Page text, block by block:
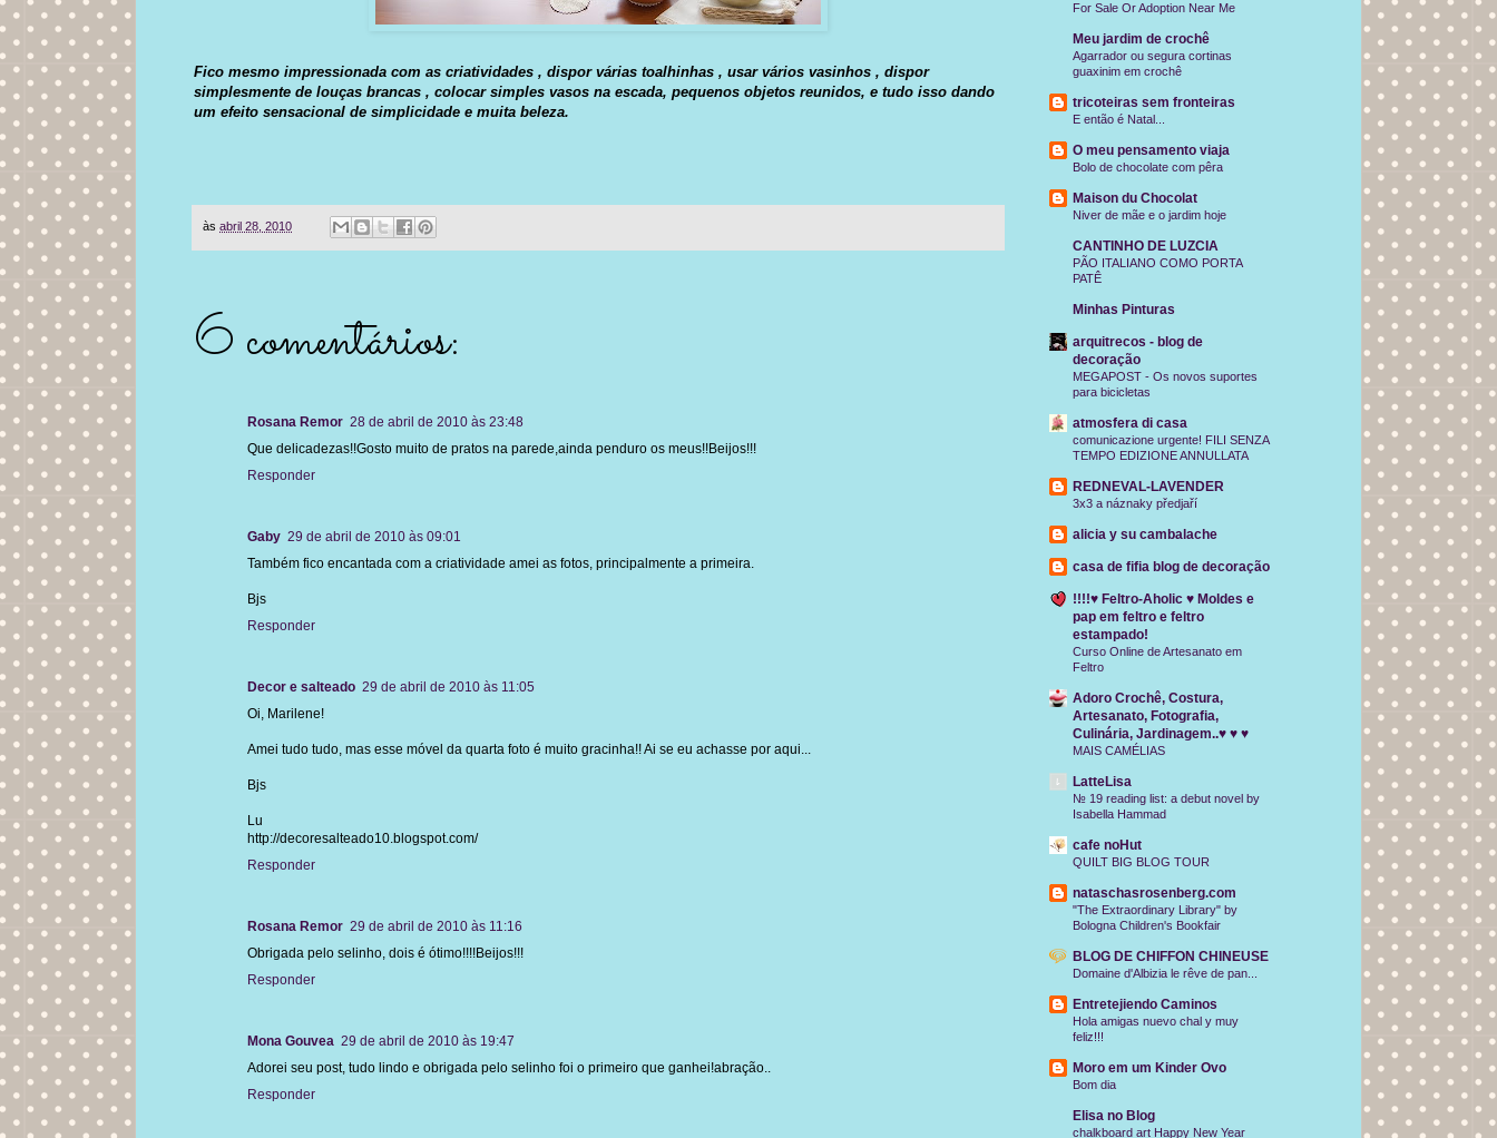
Fico mesmo impressionada com as criatividades , dispor várias toalhinhas , usar vários vasinhos , dispor
simplesmente de louças brancas , colocar simples vasos na escada, pequenos objetos reunidos, e tudo isso dando
um efeito sensacional de simplicidade e muita beleza.
às abril 28, 2010
6 comentários:
Rosana Remor 28 de abril de 2010 às 23:48
Que delicadezas!!Gosto muito de pratos na parede,ainda penduro os meus!!Beijos!!!
Responder
Gaby 29 de abril de 2010 às 09:01
Também fico encantada com a criatividade amei as fotos, principalmente a primeira.
Bjs
Responder
Decor e salteado 29 de abril de 2010 às 11:05
Oi, Marilene!
Amei tudo tudo, mas esse móvel da quarta foto é muito gracinha!! Ai se eu achasse por aqui...
Bjs
Lu
http://decoresalteado10.blogspot.com/
Responder
Rosana Remor 29 de abril de 2010 às 11:16
Obrigada pelo selinho, dois é ótimo!!!!Beijos!!!
Responder
Mona Gouvea 29 de abril de 2010 às 19:47
Adorei seu post, tudo lindo e obrigada pelo selinho foi o primeiro que ganhei!abração..
Responder
For Sale Or Adoption Near Me
Meu jardim de crochê
Agarrador ou segura cortinas
guaxinim em crochê
tricoteiras sem fronteiras
E então é Natal...
O meu pensamento viaja
Bolo de chocolate com pêra
Maison du Chocolat
Niver de mãe e o jardim hoje
CANTINHO DE LUZCIA
PÃO ITALIANO COMO PORTA
PATÊ
Minhas Pinturas
arquitrecos - blog de
decoração
MEGAPOST - Os novos suportes
para bicicletas
atmosfera di casa
comunicazione urgente! FILI SENZA
TEMPO EDIZIONE ANNULLATA
REDNEVAL-LAVENDER
3x3 a náznaky předjaří
alicia y su cambalache
casa de fifia blog de decoração
!!!!♥ Feltro-Aholic ♥ Moldes e
pap em feltro e feltro
estampado!
Curso Online de Artesanato em
Feltro
Adoro Crochê, Costura,
Artesanato, Fotografia,
Culinária, Jardinagem..♥ ♥ ♥
MAIS CAMÉLIAS
LatteLisa
№ 19 reading list: a debut novel by
Isabella Hammad
cafe noHut
QUILT BIG BLOG TOUR
nataschasrosenberg.com
"The Extraordinary Library" by
Bologna Children's Bookfair
BLOG DE CHIFFON CHINEUSE
Domaine d'Albizia le rêve de pan...
Entretejiendo Caminos
Hola amigas nuevo chal y muy
feliz!!!
Moro em um Kinder Ovo
Bom dia
Elisa no Blog
chalkboard art Happy New Year